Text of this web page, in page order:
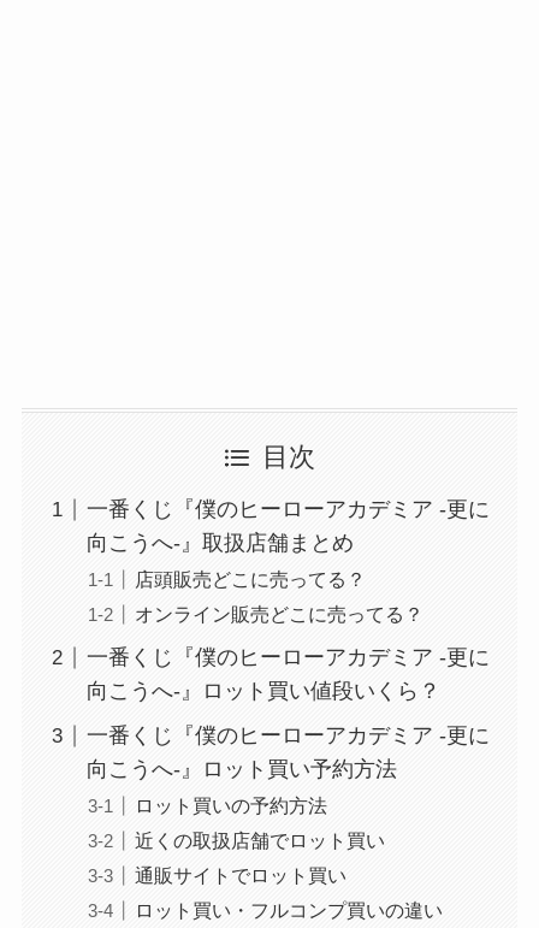
目次
一番くじ『僕のヒーローアカデミア -更に
向こうへ-』取扱店舗まとめ
店頭販売どこに売ってる？
オンライン販売どこに売ってる？
一番くじ『僕のヒーローアカデミア -更に
向こうへ-』ロット買い値段いくら？
一番くじ『僕のヒーローアカデミア -更に
向こうへ-』ロット買い予約方法
ロット買いの予約方法
近くの取扱店舗でロット買い
通販サイトでロット買い
ロット買い・フルコンプ買いの違い